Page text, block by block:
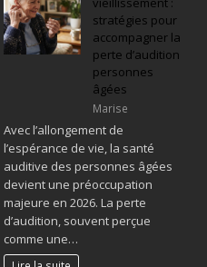
stratégies pour
accompagner la
perte d’audition
personnes
âgées
Marise
Avec l’allongement de
l’espérance de vie, la santé
auditive des personnes âgées
devient une préoccupation
majeure en 2026. La perte
d’audition, souvent perçue
comme une…